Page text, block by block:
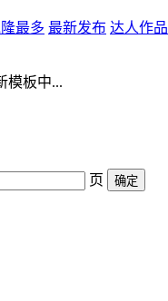
最多 最新发布 达人作品
模板中...
页 确定